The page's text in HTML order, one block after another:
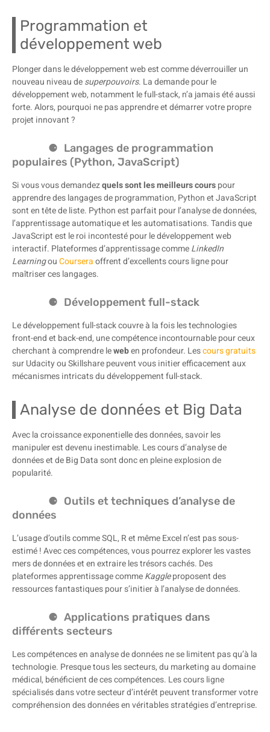
Programmation et
développement web
Plonger dans le développement web est comme déverrouiller un
nouveau niveau desuperpouvoirs. La demande pour le
développement web, notamment le full-stack, n’a jamais été aussi
forte. Alors, pourquoi ne pas apprendre et démarrer votre propre
projet innovant ?
Langages de programmation
populaires (Python, JavaScript)
Si vous vous demandezquels sont les meilleurs courspour
apprendre des langages de programmation, Python et JavaScript
sont en tête de liste. Python est parfait pour l’analyse de données,
l’apprentissage automatique et les automatisations. Tandis que
JavaScript est le roi incontesté pour le développement web
interactif. Plateformes d’apprentissage commeLinkedIn
LearningouCourseraoffrent d’excellents cours ligne pour
maîtriser ces langages.
Développement full-stack
Le développement full-stack couvre à la fois les technologies
front-end et back-end, une compétence incontournable pour ceux
cherchant à comprendre leweben profondeur. Lescours gratuits
sur Udacity ou Skillshare peuvent vous initier efficacement aux
mécanismes intricats du développement full-stack.
Analyse de données et Big Data
Avec la croissance exponentielle des données, savoir les
manipuler est devenu inestimable. Les cours d’analyse de
données et de Big Data sont donc en pleine explosion de
popularité.
Outils et techniques d’analyse de
données
L’usage d’outils comme SQL, R et même Excel n’est pas sous-
estimé ! Avec ces compétences, vous pourrez explorer les vastes
mers de données et en extraire les trésors cachés. Des
plateformes apprentissage commeKaggleproposent des
ressources fantastiques pour s’initier à l’analyse de données.
Applications pratiques dans
différents secteurs
Les compétences en analyse de données ne se limitent pas qu’à la
technologie. Presque tous les secteurs, du marketing au domaine
médical, bénéficient de ces compétences. Les cours ligne
spécialisés dans votre secteur d’intérêt peuvent transformer votre
compréhension des données en véritables stratégies d’entreprise.